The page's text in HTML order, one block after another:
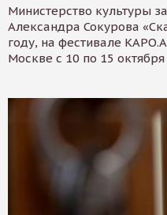
Министерство культуры
Александра Сокурова
году, на фестивале
Москве с 10 по 15 октября